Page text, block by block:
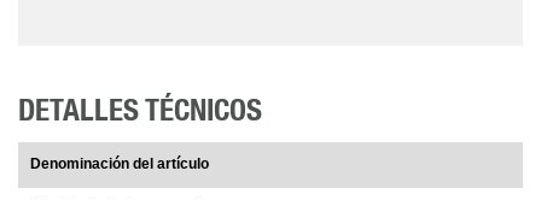
DETALLES TÉCNICOS
Denominación del artículo